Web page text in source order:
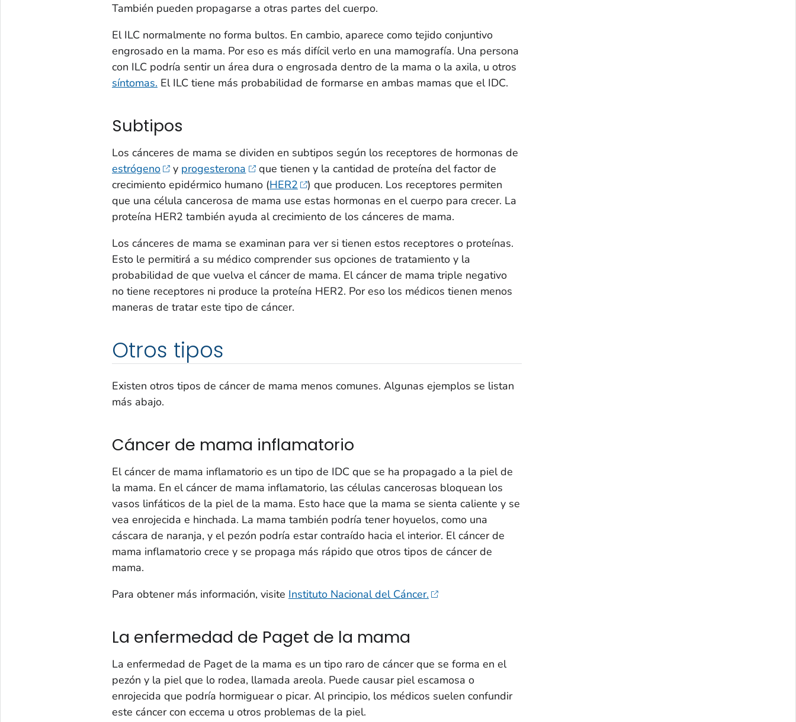
También pueden propagarse a otras partes del cuerpo.
El ILC normalmente no forma bultos. En cambio, aparece como tejido conjuntivo
engrosado en la mama. Por eso es más difícil verlo en una mamografía. Una persona
con ILC podría sentir un área dura o engrosada dentro de la mama o la axila, u otros
síntomas. El ILC tiene más probabilidad de formarse en ambas mamas que el IDC.
Subtipos
Los cánceres de mama se dividen en subtipos según los receptores de hormonas de
estrógeno
y progesterona
que tienen y la cantidad de proteína del factor de
crecimiento epidérmico humano (HER2
) que producen. Los receptores permiten
que una célula cancerosa de mama use estas hormonas en el cuerpo para crecer. La
proteína HER2 también ayuda al crecimiento de los cánceres de mama.
Los cánceres de mama se examinan para ver si tienen estos receptores o proteínas.
Esto le permitirá a su médico comprender sus opciones de tratamiento y la
probabilidad de que vuelva el cáncer de mama. El cáncer de mama triple negativo
no tiene receptores ni produce la proteína HER2. Por eso los médicos tienen menos
maneras de tratar este tipo de cáncer.
Otros tipos
Existen otros tipos de cáncer de mama menos comunes. Algunas ejemplos se listan
más abajo.
Cáncer de mama inflamatorio
El cáncer de mama inflamatorio es un tipo de IDC que se ha propagado a la piel de
la mama. En el cáncer de mama inflamatorio, las células cancerosas bloquean los
vasos linfáticos de la piel de la mama. Esto hace que la mama se sienta caliente y se
vea enrojecida e hinchada. La mama también podría tener hoyuelos, como una
cáscara de naranja, y el pezón podría estar contraído hacia el interior. El cáncer de
mama inflamatorio crece y se propaga más rápido que otros tipos de cáncer de
mama.
Para obtener más información, visite Instituto Nacional del Cáncer.
La enfermedad de Paget de la mama
La enfermedad de Paget de la mama es un tipo raro de cáncer que se forma en el
pezón y la piel que lo rodea, llamada areola. Puede causar piel escamosa o
enrojecida que podría hormiguear o picar. Al principio, los médicos suelen confundir
este cáncer con eccema u otros problemas de la piel.